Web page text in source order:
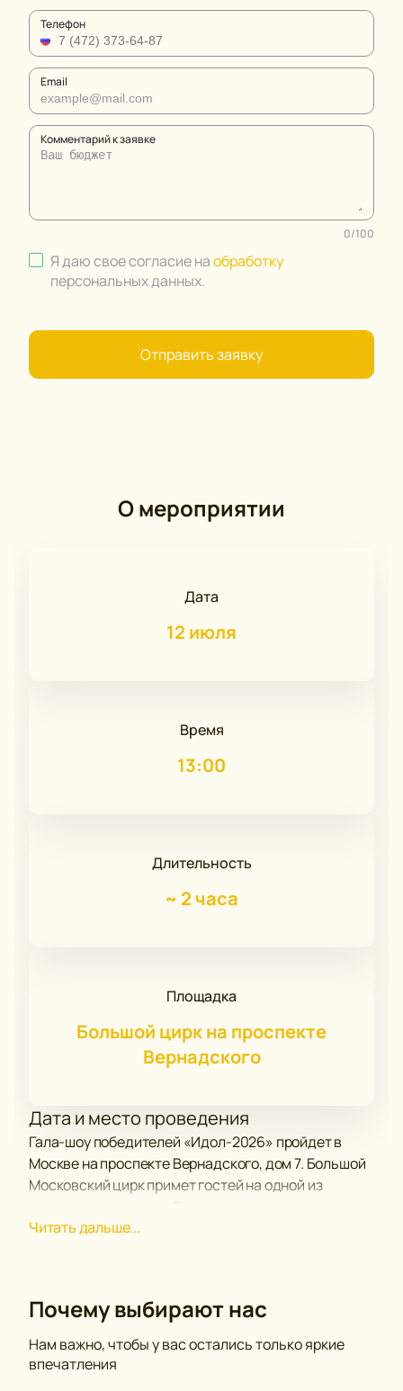
Телефон
Email
Комментарий к заявке
0/100
Я даю свое согласие наобработку
персональных данных.
Отправить заявку
О мероприятии
Дата
12 июля
Время
13:00
Длительность
~ 2 часа
Площадка
Большой цирк на проспекте
Вернадского
Дата и место проведения
Гала-шоу победителей «Идол-2026» пройдет в
Москве на проспекте Вернадского, дом 7. Большой
Московский цирк примет гостей на одной из
артисты, прошедшие отбор среди участников из
выпуска.
О событии и площадке
Читать дальше...
Почему выбирают нас
Нам важно, чтобы у вас остались только яркие
впечатления